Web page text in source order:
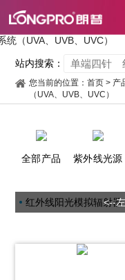
站内搜索：
您当前的位置：首页 > 产
（UVA、UVB、UVC）
全部产品 紫外线光源
红外线阳光模拟辐射器